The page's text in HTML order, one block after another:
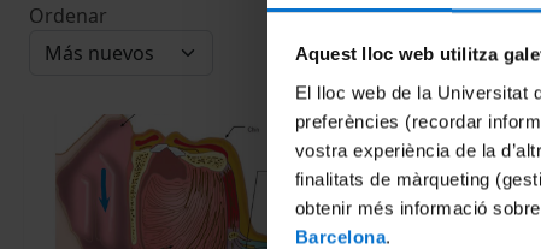
Aquest lloc web utilitza
El lloc web de la Universitat
preferències (recordar
vostra experiència de la
finalitats de màrqueting
obtenir més informació
Barcelona.
Ordenar